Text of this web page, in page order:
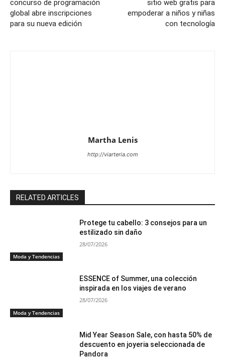
concurso de programación
global abre inscripciones
para su nueva edición
sitio web gratis para
empoderar a niños y niñas
con tecnología
Martha Lenis
http://viarteria.com
RELATED ARTICLES
Moda y Tendencias
Protege tu cabello: 3 consejos para un
estilizado sin daño
28/07/2026
Moda y Tendencias
ESSENCE of Summer, una colección
inspirada en los viajes de verano
28/07/2026
Mid Year Season Sale, con hasta 50% de
descuento en joyeria seleccionada de
Pandora